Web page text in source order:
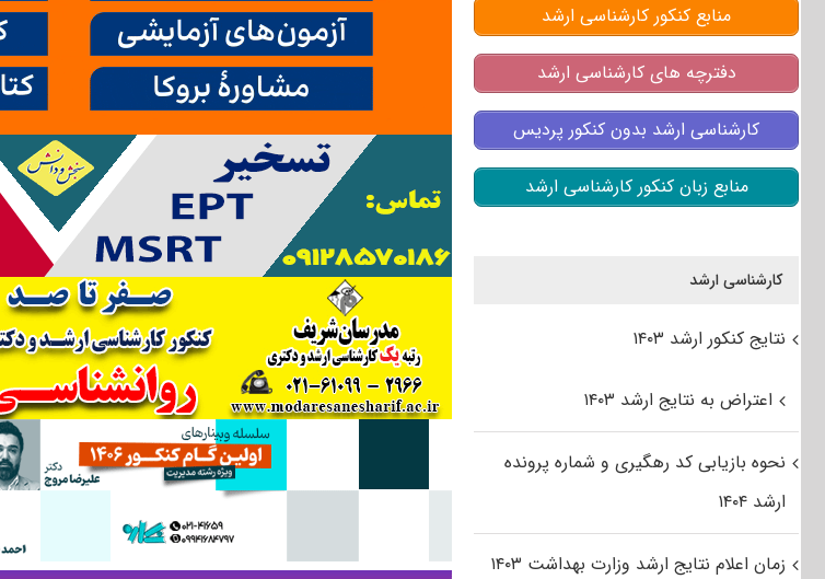
منابع کنکور کارشناسی ارشد
دفترچه های کارشناسی ارشد
کارشناسی ارشد بدون کنکور پردیس
منابع زبان کنکور کارشناسی ارشد
کارشناسی ارشد
نتایج کنکور ارشد ۱۴۰۳
اعتراض به نتایج ارشد ۱۴۰۳
نحوه بازیابی کد رهگیری و شماره پرونده
ارشد ۱۴۰۴
زمان اعلام نتایج ارشد وزارت بهداشت ۱۴۰۳